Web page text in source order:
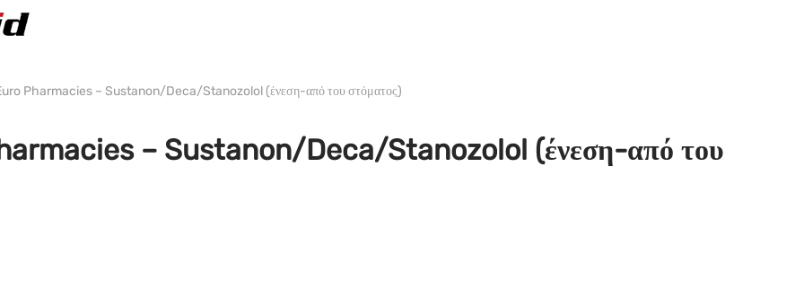
Pharmacies – Sustanon/Deca/Stanozolol (ένεση-από του στόματος)
– Sustanon/Deca/Stanozolol (ένεση-από του